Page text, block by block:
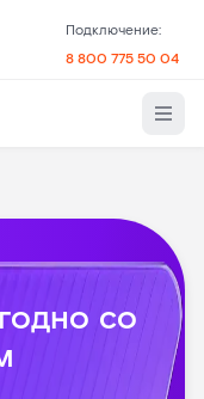
Подключение:
8 800 775 50 04
со